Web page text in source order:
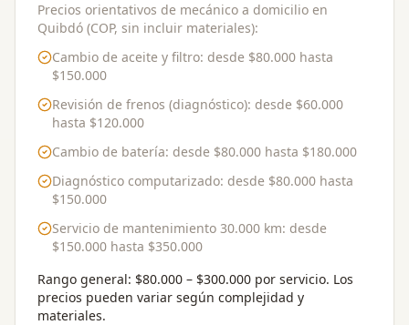
Precios orientativos de mecánico a domicilio en
Quibdó (COP, sin incluir materiales):
Cambio de aceite y filtro: desde $80.000 hasta
$150.000
Revisión de frenos (diagnóstico): desde $60.000
hasta $120.000
Cambio de batería: desde $80.000 hasta $180.000
Diagnóstico computarizado: desde $80.000 hasta
$150.000
Servicio de mantenimiento 30.000 km: desde
$150.000 hasta $350.000
Rango general: $80.000 – $300.000 por servicio. Los
precios pueden variar según complejidad y
materiales.